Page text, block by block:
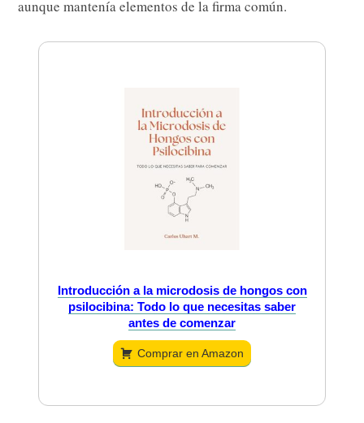
aunque mantenía elementos de la firma común.
Introducción a la microdosis de hongos con
psilocibina: Todo lo que necesitas saber
antes de comenzar
Comprar en Amazon